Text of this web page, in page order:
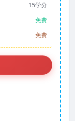
15学分
免费
免费